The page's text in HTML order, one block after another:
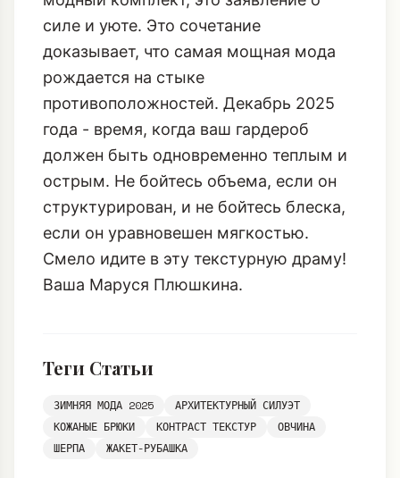
силе и уюте. Это сочетание
доказывает, что самая мощная мода
рождается на стыке
противоположностей. Декабрь 2025
года - время, когда ваш гардероб
должен быть одновременно теплым и
острым. Не бойтесь объема, если он
структурирован, и не бойтесь блеска,
если он уравновешен мягкостью.
Смело идите в эту текстурную драму!
Ваша Маруся Плюшкина.
Теги Статьи
ЗИМНЯЯ МОДА 2025
АРХИТЕКТУРНЫЙ СИЛУЭТ
КОЖАНЫЕ БРЮКИ
КОНТРАСТ ТЕКСТУР
ОВЧИНА
ШЕРПА
ЖАКЕТ-РУБАШКА